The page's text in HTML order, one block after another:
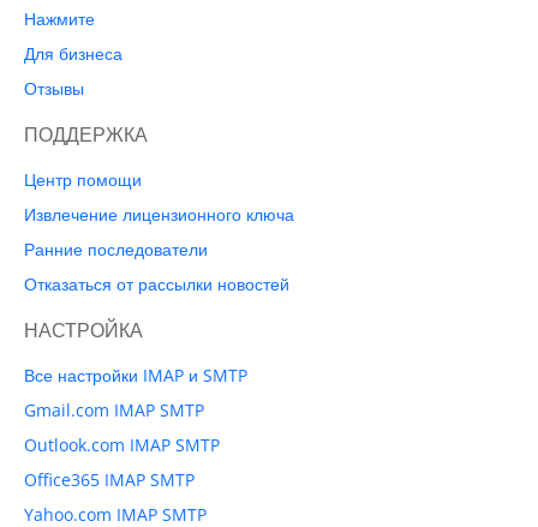
Нажмите
Для бизнеса
Отзывы
ПОДДЕРЖКА
Центр помощи
Извлечение лицензионного ключа
Ранние последователи
Отказаться от рассылки новостей
НАСТРОЙКА
Все настройки IMAP и SMTP
Gmail.com IMAP SMTP
Outlook.com IMAP SMTP
Office365 IMAP SMTP
Yahoo.com IMAP SMTP